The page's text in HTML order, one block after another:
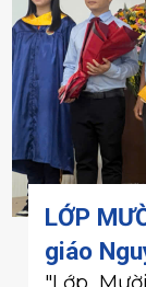
LỚP
giáo
"Lớp